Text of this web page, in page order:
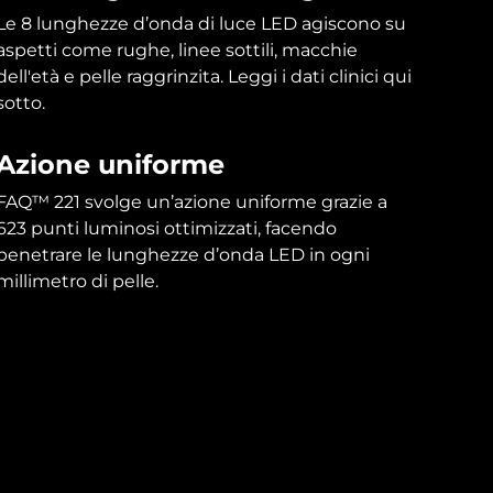
8 lunghezze d’onda di luce LED agiscono su
come rughe, linee sottili, macchie
e pelle raggrinzita. Leggi i dati clinici qui
uniforme
221 svolge un’azione uniforme grazie a
punti luminosi ottimizzati, facendo
le lunghezze d’onda LED in ogni
di pelle.